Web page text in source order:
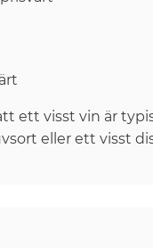
ett visst vin är
eller ett visst